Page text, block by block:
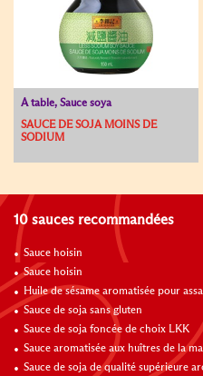
À table, Sauce soya
SAUCE DE SOJA MOINS DE
SODIUM
10 sauces recommandées
Sauce hoisin
Sauce hoisin
Huile de sésame aromatisée pour
Sauce de soja sans gluten
Sauce de soja foncée de choix LKK
Sauce aromatisée aux huîtres de la
Sauce de soja de qualité supérieure